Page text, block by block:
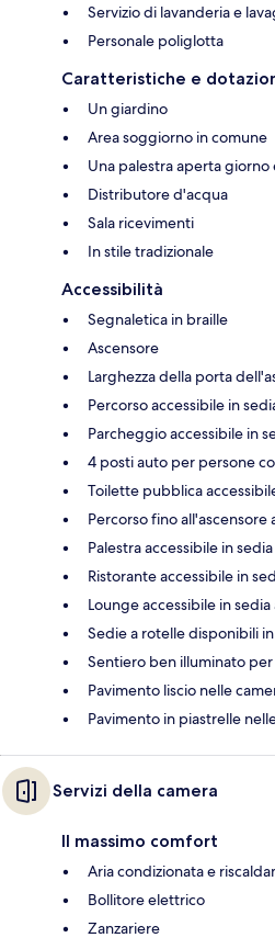
Servizio di lavanderia e
Personale poliglotta
Caratteristiche e
Un giardino
Area soggiorno in comune
Una palestra aperta giorno
Distributore d'acqua
Sala ricevimenti
In stile tradizionale
Accessibilità
Segnaletica in braille
Ascensore
Larghezza della porta
Percorso accessibile in
Parcheggio accessibile in
4 posti auto per persone
Toilette pubblica
Percorso fino all'ascensore
Palestra accessibile in
Ristorante accessibile in
Lounge accessibile in
Sedie a rotelle disponibili
Sentiero ben illuminato per
Pavimento liscio nelle
Pavimento in piastrelle
Servizi della camera
Il massimo comfort
Aria condizionata e
Bollitore elettrico
Zanzariere